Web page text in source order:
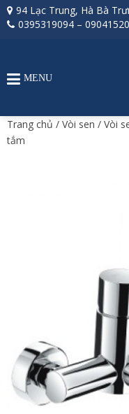
94 Lạc Trung, Hà Bà
0395319094 –
MENU
Trang chủ / Vòi sen / Vòi
tắm